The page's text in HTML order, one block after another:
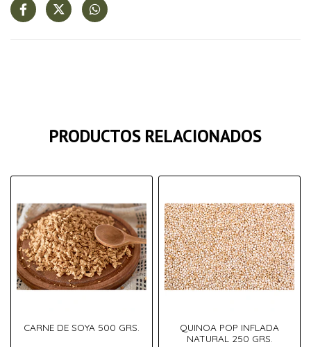
PRODUCTOS RELACIONADOS
CARNE DE SOYA 500 GRS.
QUINOA POP INFLADA
NATURAL 250 GRS.